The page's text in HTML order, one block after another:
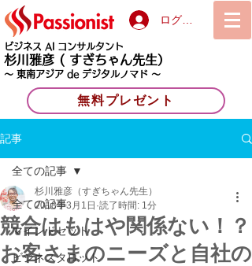
ログイン
ビジネス AI コンサルタント
杉川雅彦 ( すぎちゃん先生）
〜 東南アジア de デジタルノマド 〜
無料プレゼント
記事
全ての記事
マインドセット
ビジネスタロット
全ての記事
競合はもはや関係ない！？
お客さまのニーズと自社の
杉川雅彦（すぎちゃん先生）
2018年3月1日 読了時間: 1分